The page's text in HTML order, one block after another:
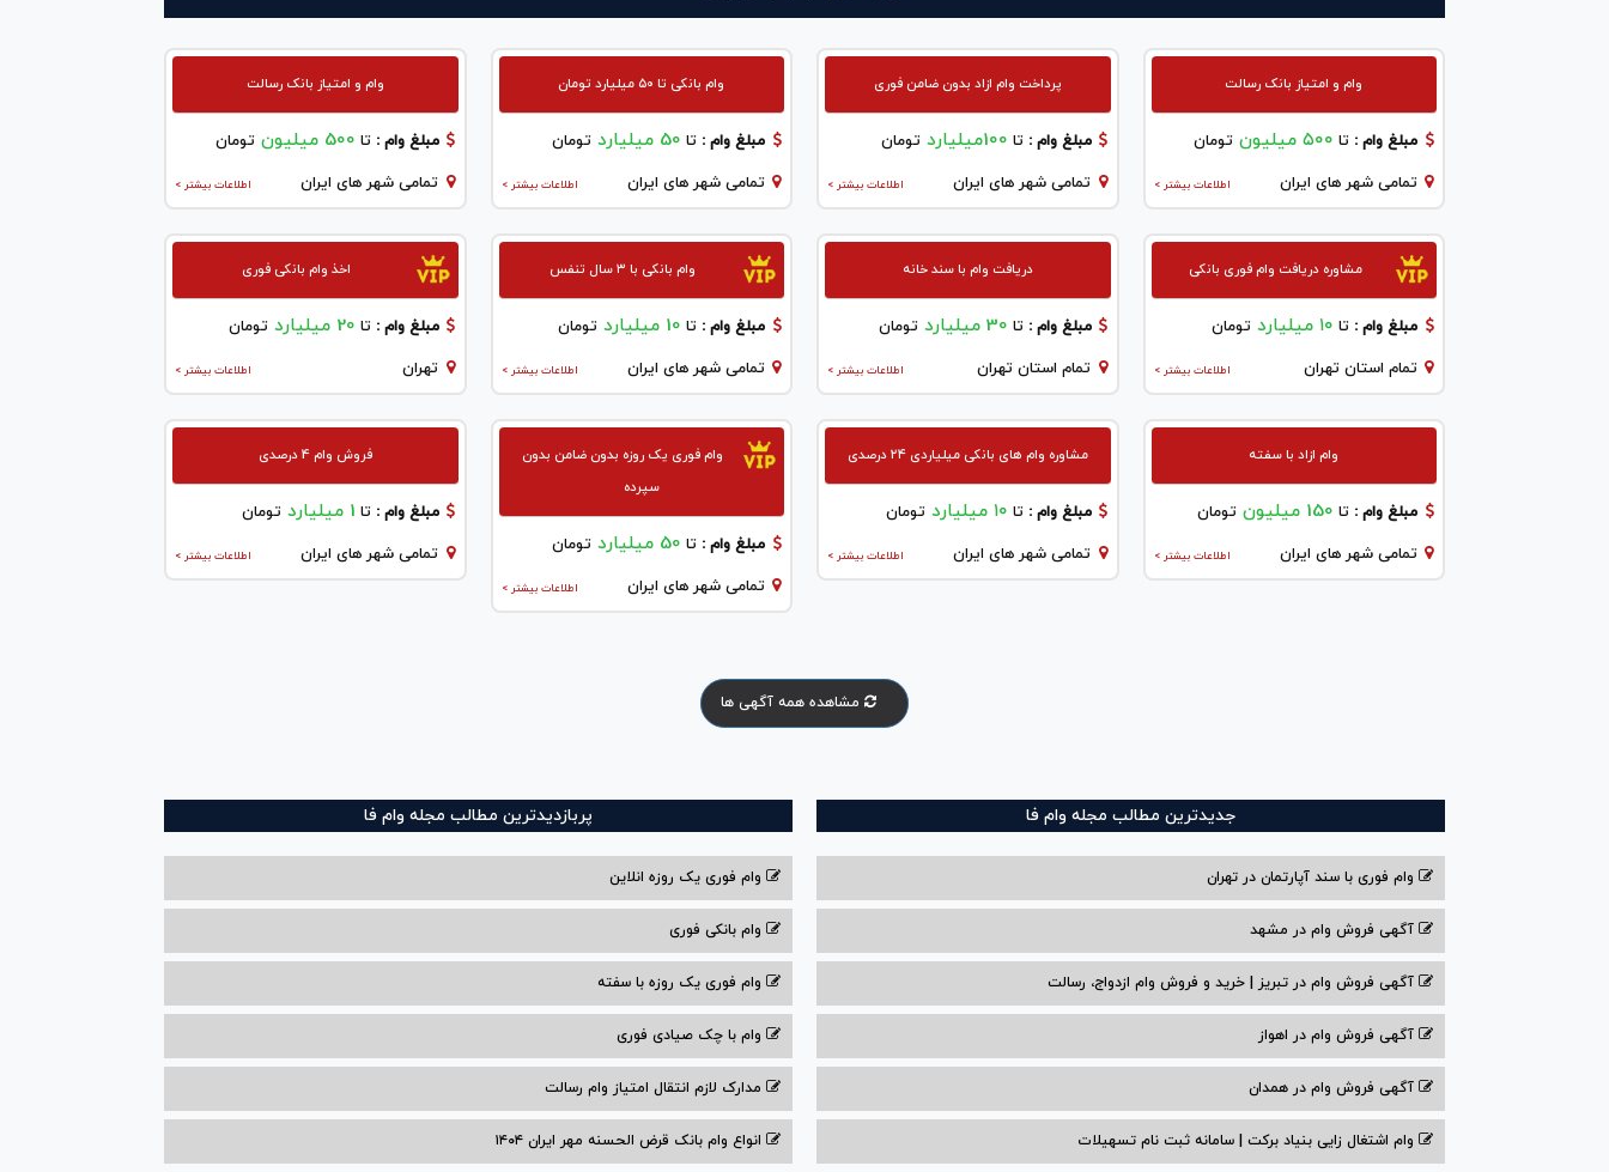
وام و امتیاز بانک رسالت
مبلغ وام : تا ۵۰۰ میلیون تومان
اطلاعات بیشتر > تمامی شهر های ایران
پرداخت وام ازاد بدون ضامن فوری
مبلغ وام :تا 100میلیارد تومان
اطلاعات بیشتر > تمامی شهر های ایران
وام بانکی تا ۵۰ میلیارد تومان
مبلغ وام : تا 50 میلیارد تومان
اطلاعات بیشتر > تمامی شهر های ایران
وام و امتیاز بانک رسالت
مبلغ وام :تا 500 میلیون تومان
اطلاعات بیشتر > تمامی شهر های ایران
مشاوره دریافت وام فوری بانکی
مبلغ وام : تا ۱۰ میلیارد تومان
اطلاعات بیشتر > تمام استان تهران
دریافت وام با سند خانه
مبلغ وام :تا 30 میلیارد تومان
اطلاعات بیشتر > تمام استان تهران
وام بانکی با ۳ سال تنفس
مبلغ وام : تا 10 میلیارد تومان
اطلاعات بیشتر > تمامی شهر های ایران
اخذ وام بانکی فوری
مبلغ وام :تا 20 میلیارد تومان
اطلاعات بیشتر > تهران
وام ازاد با سفته
مبلغ وام : تا 150 میلیون تومان
اطلاعات بیشتر > تمامی شهر های ایران
مشاوره وام های بانکی میلیاردی ۲۴ درصدی
مبلغ وام :تا ۱۰ میلیارد تومان
اطلاعات بیشتر > تمامی شهر های ایران
وام فوری یک روزه بدون ضامن بدون
سپرده
مبلغ وام : تا 50 میلیارد تومان
اطلاعات بیشتر > تمامی شهر های ایران
فروش وام 4 درصدی
مبلغ وام :تا 1 میلیارد تومان
اطلاعات بیشتر > تمامی شهر های ایران
مشاهده همه آگهی ها
جدیدترین مطالب مجله وام فا
وام فوری با سند آپارتمان در تهران
آگهی فروش وام در مشهد
آگهی فروش وام در تبریز | خرید و فروش وام ازدواج، رسالت
آگهی فروش وام در اهواز
آگهی فروش وام در همدان
وام اشتغال زایی بنیاد برکت | سامانه ثبت نام تسهیلات
پربازدیدترین مطالب مجله وام فا
وام فوری یک روزه انلاین
وام بانکی فوری
وام فوری یک روزه با سفته
وام با‌ چک صیادی‌ فوری
مدارک لازم انتقال امتیاز وام رسالت
انواع وام بانک قرض الحسنه مهر ایران ۱۴۰۴